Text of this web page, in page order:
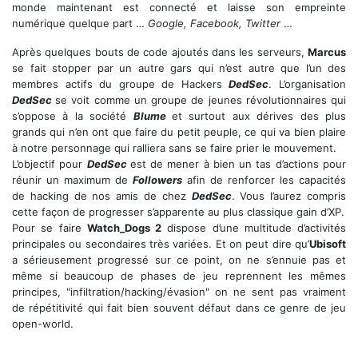
monde maintenant est connecté et laisse son empreinte
numérique quelque part … Google, Facebook, Twitter …
Après quelques bouts de code ajoutés dans les serveurs, Marcus
se fait stopper par un autre gars qui n’est autre que l’un des
membres actifs du groupe de HackersDedSec. L’organisation
DedSecse voit comme un groupe de jeunes révolutionnaires qui
s’oppose à la société Blumeet surtout aux dérives des plus
grands qui n’en ont que faire du petit peuple, ce qui va bien plaire
à notre personnage qui ralliera sans se faire prier le mouvement.
L’objectif pour DedSec est de mener à bien un tas d’actions pour
réunir un maximum deFollowers afin de renforcer les capacités
de hacking de nos amis de chez DedSec. Vous l’aurez compris
cette façon de progresser s’apparente au plus classique gain d’XP.
Pour se faire Watch_Dogs 2 dispose d’une multitude d’activités
principales ou secondaires très variées. Et on peut dire qu’Ubisoft
a sérieusement progressé sur ce point, on ne s’ennuie pas et
même si beaucoup de phases de jeu reprennent les mêmes
principes, "infiltration/hacking/évasion" on ne sent pas vraiment
de répétitivité qui fait bien souvent défaut dans ce genre de jeu
open-world.